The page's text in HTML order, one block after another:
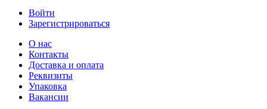
Войти
Зарегистрироваться
О нас
Контакты
Доставка и оплата
Реквизиты
Упаковка
Вакансии